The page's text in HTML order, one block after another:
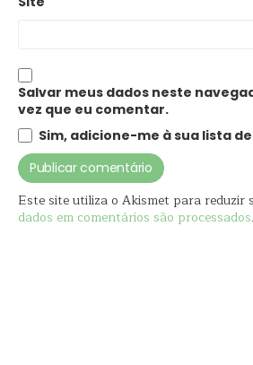
Salvar meus dados neste
vez que eu comentar.
Sim, adicione-me à sua lista
Este site utiliza o Akismet para reduzir
dados em comentários são processados.